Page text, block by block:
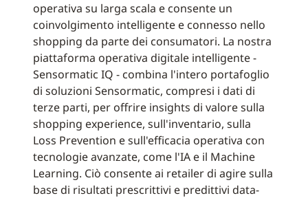
operativa su larga scala e consente un
coinvolgimento intelligente e connesso nello
shopping da parte dei consumatori. La nostra
piattaforma operativa digitale intelligente -
Sensormatic IQ - combina l'intero portafoglio
di soluzioni Sensormatic, compresi i dati di
terze parti, per offrire insights di valore sulla
shopping experience, sull'inventario, sulla
Loss Prevention e sull'efficacia operativa con
tecnologie avanzate, come l'IA e il Machine
Learning. Ciò consente ai retailer di agire sulla
base di risultati prescrittivi e predittivi data-